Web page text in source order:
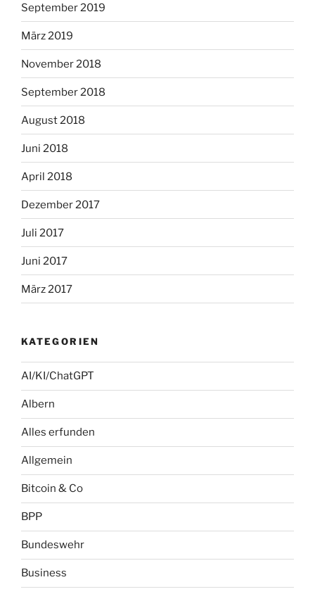
September 2019
März 2019
November 2018
September 2018
August 2018
Juni 2018
April 2018
Dezember 2017
Juli 2017
Juni 2017
März 2017
KATEGORIEN
AI/KI/ChatGPT
Albern
Alles erfunden
Allgemein
Bitcoin & Co
BPP
Bundeswehr
Business